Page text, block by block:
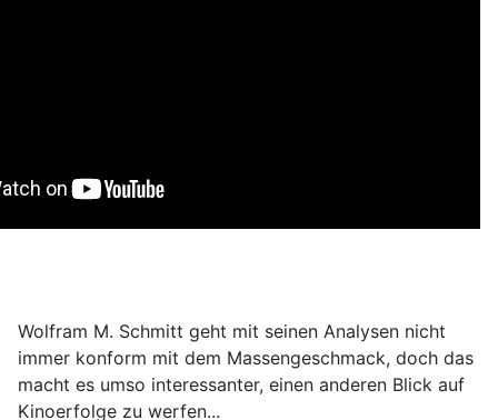
Wolfram M. Schmitt geht mit seinen Analysen nicht
immer konform mit dem Massengeschmack, doch das
macht es umso interessanter, einen anderen Blick auf
Kinoerfolge zu werfen...